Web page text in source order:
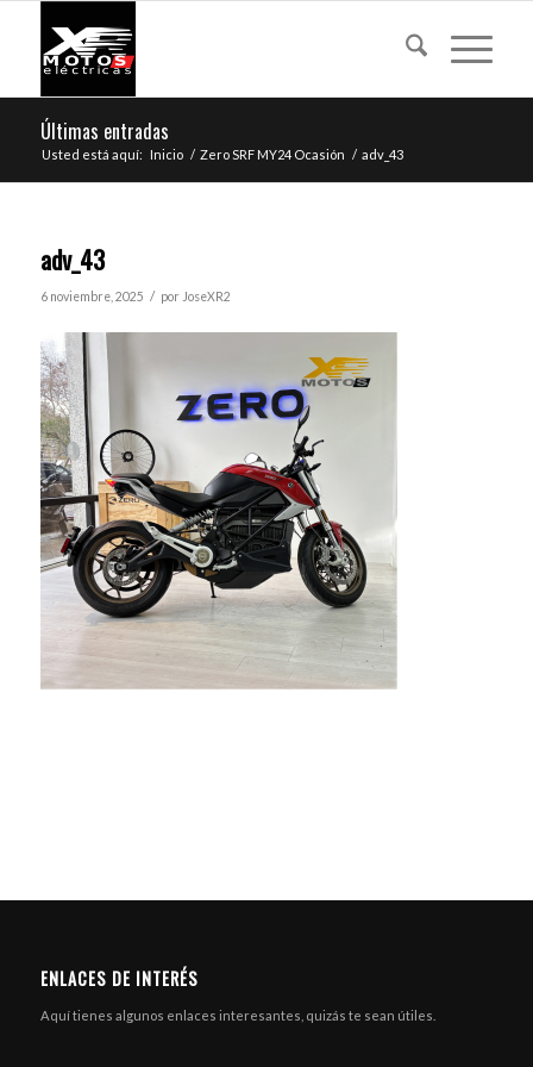
Últimas entradas
Usted está aquí: Inicio / Zero SRF MY24 Ocasión / adv_43
adv_43
6 noviembre, 2025 / por JoseXR2
ENLACES DE INTERÉS
Aquí tienes algunos enlaces interesantes, quizás te sean útiles.